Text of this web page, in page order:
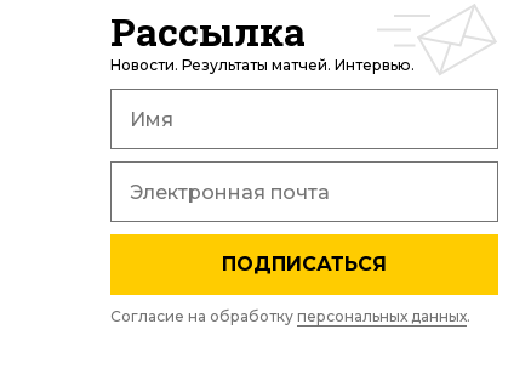
Рассылка
Новости. Результаты матчей. Интервью.
ПОДПИСАТЬСЯ
Согласие на обработку персональных данных.